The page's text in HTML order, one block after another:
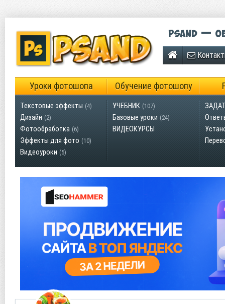
Psand —
Уроки фотошопа Обучение фотошопу
Текстовые эффекты (4)
Дизайн (2)
Фотообработка (6)
Эффекты для фото (10)
Видеоуроки (5)
УЧЕБНИК (107)
Базовые уроки (24)
ВИДЕОКУРСЫ